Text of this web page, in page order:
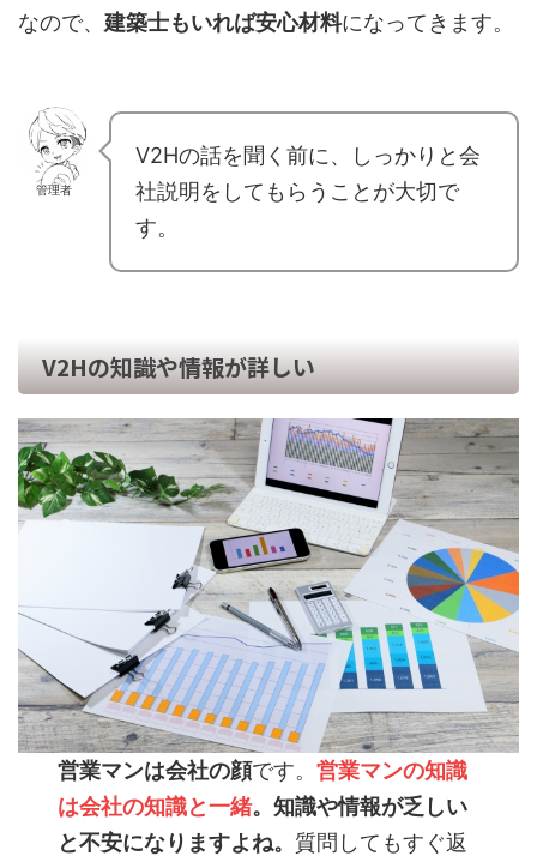
なので、 建築士もいれば安心材料になってきます。
管理者
V2Hの話を聞く前に、しっかりと会
社説明をしてもらうことが大切で
す。
V2Hの知識や情報が詳しい
営業マンは会社の顔です。営業マンの知識
は会社の知識と一緒。知識や情報が乏しい
と不安になりますよね。 質問してもすぐ返